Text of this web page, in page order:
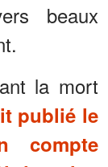
beaux
la mort
publié le
compte